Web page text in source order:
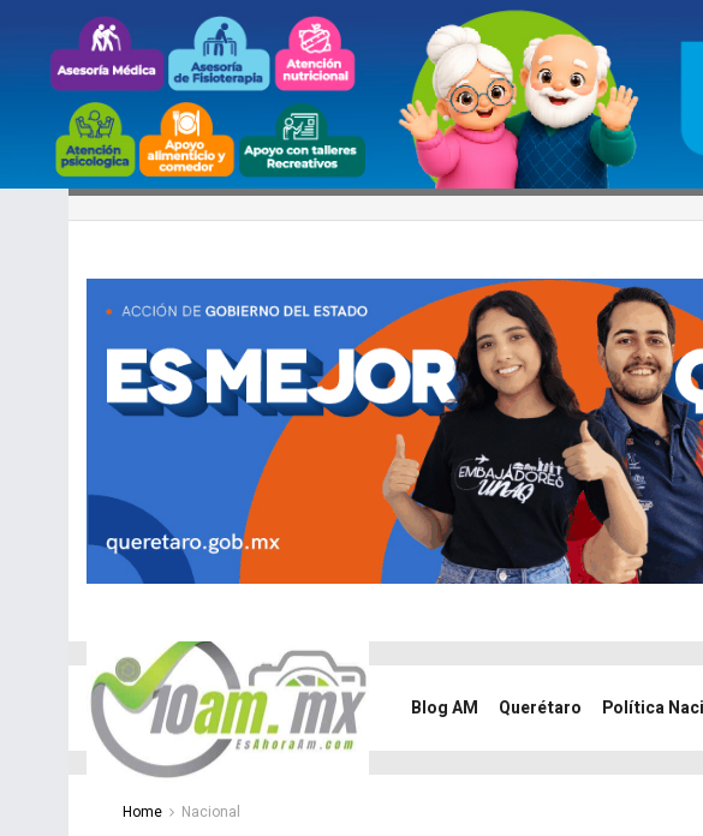
Blog AM Querétaro Política
Home Nacional